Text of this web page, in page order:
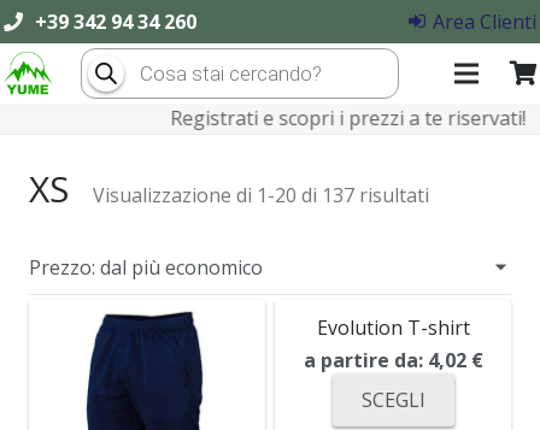
+39 342 94 34 260
Area Clienti
Products
search
Registrati e scopri i prezzi a te riservati!
XS Visualizzazione di 1-20 di 137 risultati
Evolution T-shirt
a partire da: 4,02 €
SCEGLI